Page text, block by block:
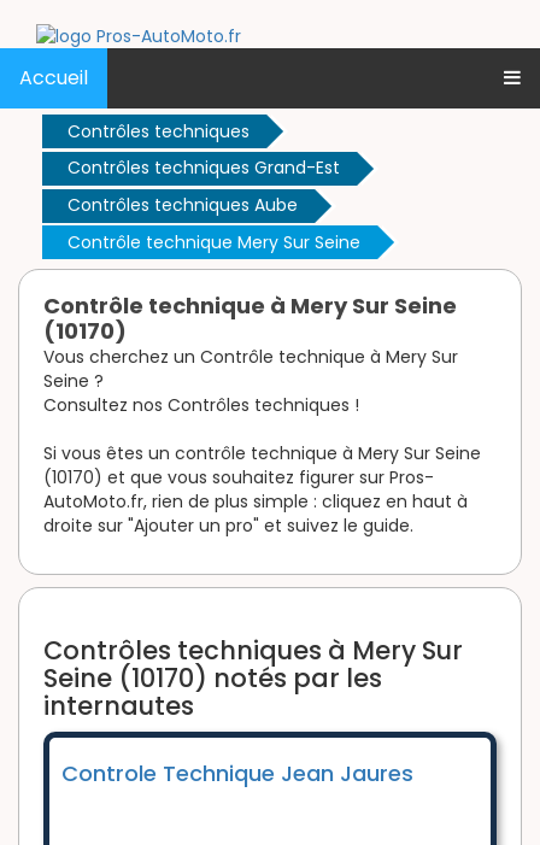
Accueil
Contrôles techniques
Contrôles techniques Grand-Est
Contrôles techniques Aube
Contrôle technique Mery Sur Seine
Contrôle technique à Mery Sur Seine
(10170)
Vous cherchez un Contrôle technique à Mery Sur
Seine ?
Consultez nos Contrôles techniques !
Si vous êtes un contrôle technique à Mery Sur Seine
(10170) et que vous souhaitez figurer sur Pros-
AutoMoto.fr, rien de plus simple : cliquez en haut à
droite sur "Ajouter un pro" et suivez le guide.
Contrôles techniques à Mery Sur
Seine (10170) notés par les
internautes
Controle Technique Jean Jaures